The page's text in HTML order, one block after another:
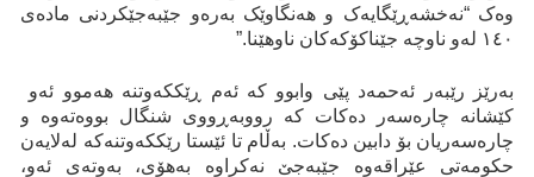
وەک “نەخشەڕێگایەک و هەنگاوێک بەرەو جێبەجێکردنی مادەی
١٤٠ لەو ناوچە جێناکۆکەکان ناوهێنا.”
بەرێز رێبەر ئەحمەد پێی وابوو کە ئەم ڕێککەوتنە هەموو ئەو
کێشانە چارەسەر دەکات کە رووبەڕووی شنگال بووەتەوە و
چارەسەریان بۆ دابین دەکات. بەڵام تا ئێستا رێککەوتنەکە لەلایەن
حکومەتی عێراقەوە جێبەجێ نەکراوە بەهۆی، بەوتەی ئەو،